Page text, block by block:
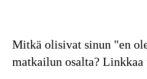
Mitkä olisivat sinun "en
matkailun osalta? Linkkaa